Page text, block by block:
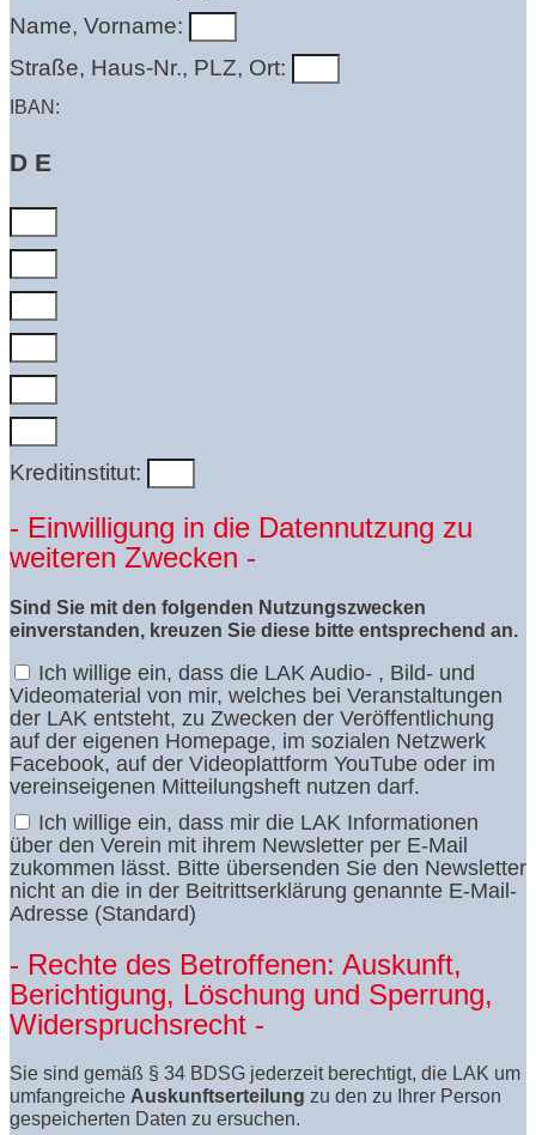
Name, Vorname:
Straße, Haus-Nr., PLZ, Ort:
IBAN:
D E
Kreditinstitut:
- Einwilligung in die Datennutzung zu
weiteren Zwecken -
Sind Sie mit den folgenden Nutzungszwecken
einverstanden, kreuzen Sie diese bitte entsprechend an.
Ich willige ein, dass die LAK Audio- , Bild- und
Videomaterial von mir, welches bei Veranstaltungen
der LAK entsteht, zu Zwecken der Veröffentlichung
auf der eigenen Homepage, im sozialen Netzwerk
Facebook, auf der Videoplattform YouTube oder im
vereinseigenen Mitteilungsheft nutzen darf.
Ich willige ein, dass mir die LAK Informationen
über den Verein mit ihrem Newsletter per E-Mail
zukommen lässt. Bitte übersenden Sie den Newsletter
nicht an die in der Beitrittserklärung genannte E-Mail-
Adresse (Standard)
- Rechte des Betroffenen: Auskunft,
Berichtigung, Löschung und Sperrung,
Widerspruchsrecht -
Sie sind gemäß § 34 BDSG jederzeit berechtigt, die LAK um
umfangreiche Auskunftserteilung zu den zu Ihrer Person
gespeicherten Daten zu ersuchen.